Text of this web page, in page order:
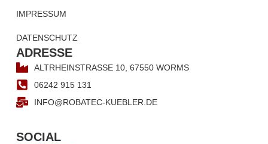
IMPRESSUM
DATENSCHUTZ
ADRESSE
ALTRHEINSTRASSE 10, 67550 WORMS
06242 915 131
INFO@ROBATEC-KUEBLER.DE
SOCIAL